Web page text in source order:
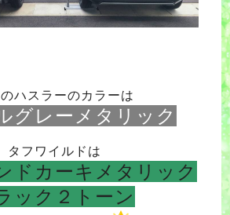
ハスラーのカラーは
グレーメタリック
タフワイルドは
ドカーキメタリック
ック２トーン